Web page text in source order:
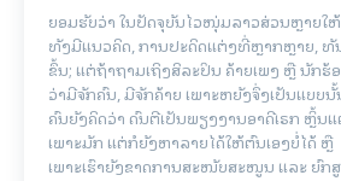
ຍອມຮັບວ່າ ໃນປັດຈຸບັນໄວໜຸ່ມລາວສ່ວນຫຼາຍໃ
ທັງມີແນວຄິດ, ການປະດິດແຕ່ງທີ່ຫຼາກຫຼາຍ, ທັ
ຂຶ້ນ; ແຕ່ຖ້າຖາມເຖິງສິລະປິນ ຄ້າຍເພງ ຫຼື ນັກຮ້
ວ່າມີຈັກຄົນ, ມີຈັກຄ້າຍ ເພາະຫຍັງຈຶ່ງເປັນແບບ
ຄົນຍັງຄິດວ່າ ດົນຕີເປັນພຽງງານອາດີເຣກ ຫຼິ້ນແ
ເພາະມັກ ແຕ່ກໍຍັງຫາລາຍໄດ້ໃຫ້ຕົນເອງບໍ່ໄດ້
ເພາະເຮົາຍັງຂາດການສະໜັບສະໜູນ ແລະ ຍົກ